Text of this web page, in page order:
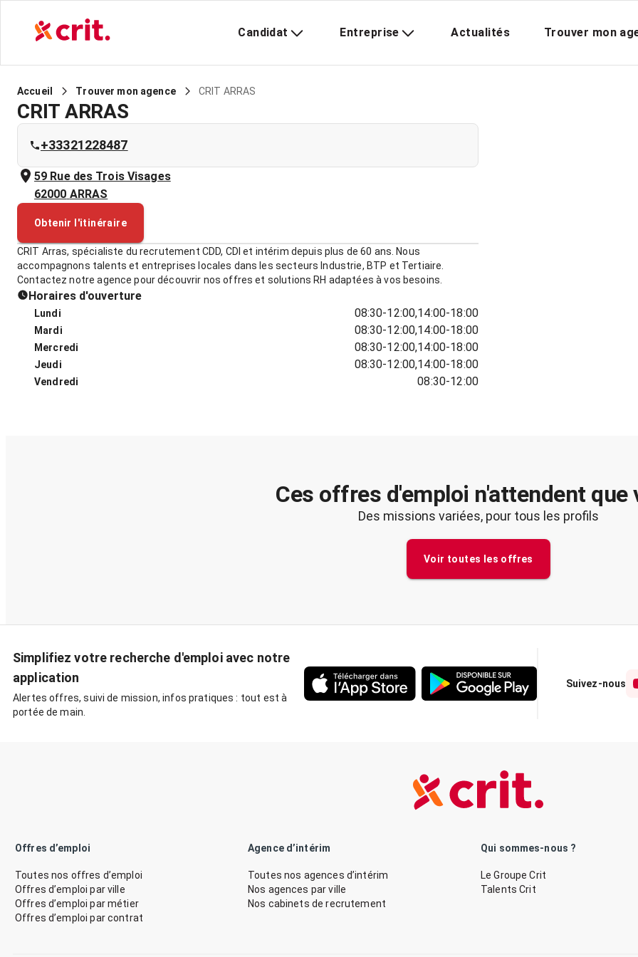
Candidat Entreprise Actualités Trouver mon
Accueil Trouver mon agence CRIT ARRAS
CRIT ARRAS
+33321228487
59 Rue des Trois Visages
62000 ARRAS
Obtenir l'itinéraire
CRIT Arras, spécialiste du recrutement CDD, CDI et intérim depuis plus de 60 ans. Nous
accompagnons talents et entreprises locales dans les secteurs Industrie, BTP et Tertiaire.
Contactez notre agence pour découvrir nos offres et solutions RH adaptées à vos besoins.
Horaires d'ouverture
Lundi 08:30-12:00,14:00-18:00
Mardi 08:30-12:00,14:00-18:00
Mercredi 08:30-12:00,14:00-18:00
Jeudi 08:30-12:00,14:00-18:00
Vendredi 08:30-12:00
Ces offres d'emploi n'attendent que
Des missions variées, pour tous les profils
Voir toutes les offres
Simplifiez votre recherche d'emploi avec notre
application
Alertes offres, suivi de mission, infos pratiques : tout est à
portée de main.
Suivez-nous
Offres d’emploi
Toutes nos offres d’emploi
Offres d’emploi par ville
Offres d’emploi par métier
Offres d’emploi par contrat
Agence d’intérim
Toutes nos agences d’intérim
Nos agences par ville
Nos cabinets de recrutement
Qui sommes-nous ?
Le Groupe Crit
Talents Crit